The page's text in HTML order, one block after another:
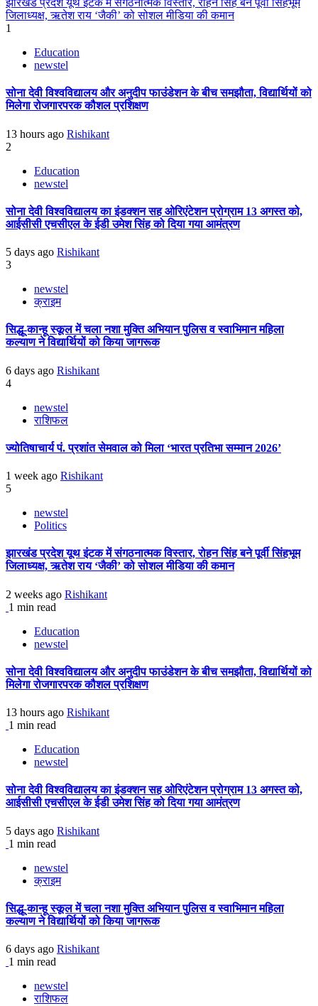
झारखंड प्रदेश यूथ इंटक में संगठनात्मक विस्तार, रोहन सिंह बने पूर्वी सिंहभूम
जिलाध्यक्ष, ऋतेश राय ‘जैकी’ को सोशल मीडिया की कमान
1
Education
newstel
सोना देवी विश्वविद्यालय और अनुदीप फाउंडेशन के बीच समझौता, विद्यार्थियों को
मिलेगा रोजगारपरक कौशल प्रशिक्षण
13 hours ago Rishikant
2
Education
newstel
सोना देवी विश्वविद्यालय का इंडक्शन सह ओरिएंटेशन प्रोग्राम 13 अगस्त को,
आईसीसी एचसीएल के ईडी उमेश सिंह को दिया गया आमंत्रण
5 days ago Rishikant
3
newstel
क्राइम
सिद्धू-कान्हू स्कूल में चला नशा मुक्ति अभियान पुलिस व स्वाभिमान महिला
कल्याण ने विद्यार्थियों को किया जागरूक
6 days ago Rishikant
4
newstel
राशिफल
ज्योतिषाचार्य पं. प्रशांत सेमवाल को मिला ‘भारत प्रतिभा सम्मान 2026’
1 week ago Rishikant
5
newstel
Politics
झारखंड प्रदेश यूथ इंटक में संगठनात्मक विस्तार, रोहन सिंह बने पूर्वी सिंहभूम
जिलाध्यक्ष, ऋतेश राय ‘जैकी’ को सोशल मीडिया की कमान
2 weeks ago Rishikant
1 min read
Education
newstel
सोना देवी विश्वविद्यालय और अनुदीप फाउंडेशन के बीच समझौता, विद्यार्थियों को
मिलेगा रोजगारपरक कौशल प्रशिक्षण
13 hours ago Rishikant
1 min read
Education
newstel
सोना देवी विश्वविद्यालय का इंडक्शन सह ओरिएंटेशन प्रोग्राम 13 अगस्त को,
आईसीसी एचसीएल के ईडी उमेश सिंह को दिया गया आमंत्रण
5 days ago Rishikant
1 min read
newstel
क्राइम
सिद्धू-कान्हू स्कूल में चला नशा मुक्ति अभियान पुलिस व स्वाभिमान महिला
कल्याण ने विद्यार्थियों को किया जागरूक
6 days ago Rishikant
1 min read
newstel
राशिफल